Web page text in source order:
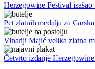
Herzegowine Festival
Pet zlatnih medalja za
Vinariji Majić velika zlatna
Četvrto izdanje